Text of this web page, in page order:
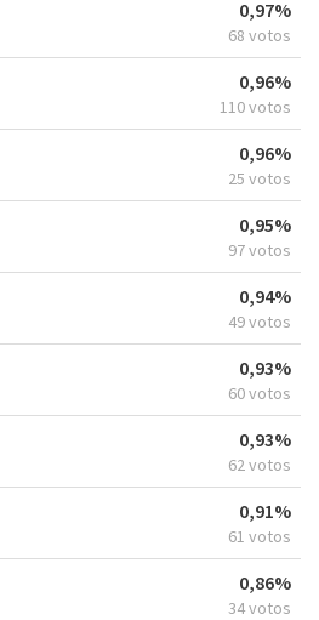
0,97%
68 votos
0,96%
110 votos
0,96%
25 votos
0,95%
97 votos
0,94%
49 votos
0,93%
60 votos
0,93%
62 votos
0,91%
61 votos
0,86%
34 votos